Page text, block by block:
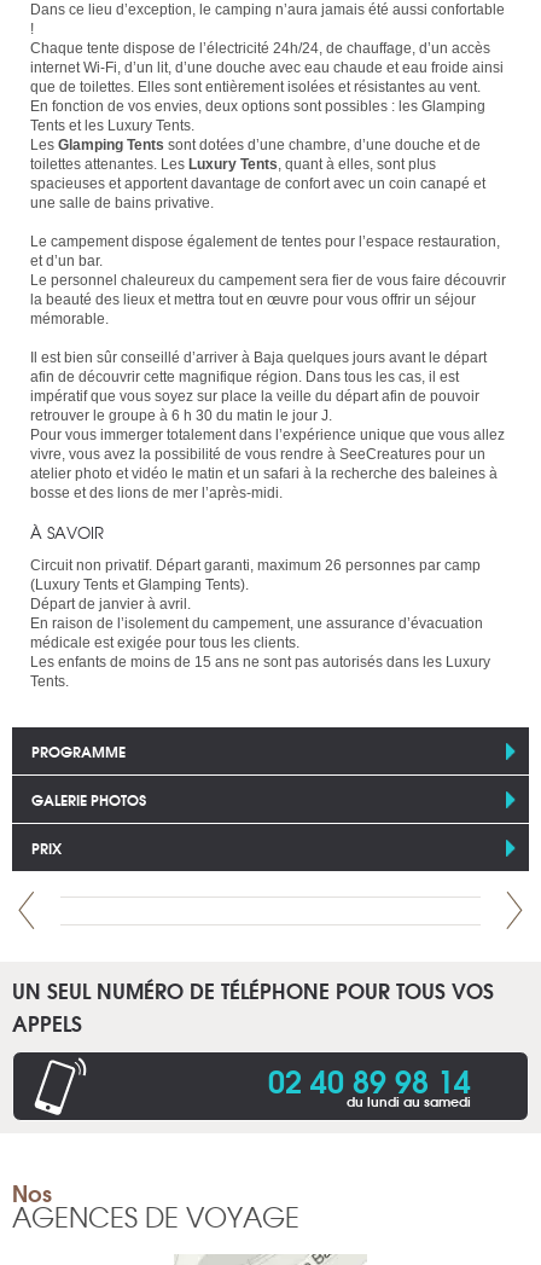
Dans ce lieu d’exception, le camping n’aura jamais été aussi confortable
!
Chaque tente dispose de l’électricité 24h/24, de chauffage, d’un accès
internet Wi-Fi, d’un lit, d’une douche avec eau chaude et eau froide ainsi
que de toilettes. Elles sont entièrement isolées et résistantes au vent.
En fonction de vos envies, deux options sont possibles : les Glamping
Tents et les Luxury Tents.
Les Glamping Tents sont dotées d’une chambre, d’une douche et de
toilettes attenantes. Les Luxury Tents, quant à elles, sont plus
spacieuses et apportent davantage de confort avec un coin canapé et
une salle de bains privative.
Le campement dispose également de tentes pour l’espace restauration,
et d’un bar.
Le personnel chaleureux du campement sera fier de vous faire découvrir
la beauté des lieux et mettra tout en œuvre pour vous offrir un séjour
mémorable.
Il est bien sûr conseillé d’arriver à Baja quelques jours avant le départ
afin de découvrir cette magnifique région. Dans tous les cas, il est
impératif que vous soyez sur place la veille du départ afin de pouvoir
retrouver le groupe à 6 h 30 du matin le jour J.
Pour vous immerger totalement dans l’expérience unique que vous allez
vivre, vous avez la possibilité de vous rendre à SeeCreatures pour un
atelier photo et vidéo le matin et un safari à la recherche des baleines à
bosse et des lions de mer l’après-midi.
À SAVOIR
Circuit non privatif. Départ garanti, maximum 26 personnes par camp
(Luxury Tents et Glamping Tents).
Départ de janvier à avril.
En raison de l’isolement du campement, une assurance d’évacuation
médicale est exigée pour tous les clients.
Les enfants de moins de 15 ans ne sont pas autorisés dans les Luxury
Tents.
PROGRAMME
GALERIE PHOTOS
PRIX
UN SEUL NUMÉRO DE TÉLÉPHONE POUR TOUS VOS
APPELS
02 40 89 98 14
du lundi au samedi
Nos
AGENCES DE VOYAGE